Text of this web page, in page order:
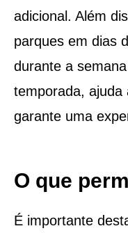
adicional. Além
parques em dias
durante a
temporada, ajuda
garante uma
O que
É importante